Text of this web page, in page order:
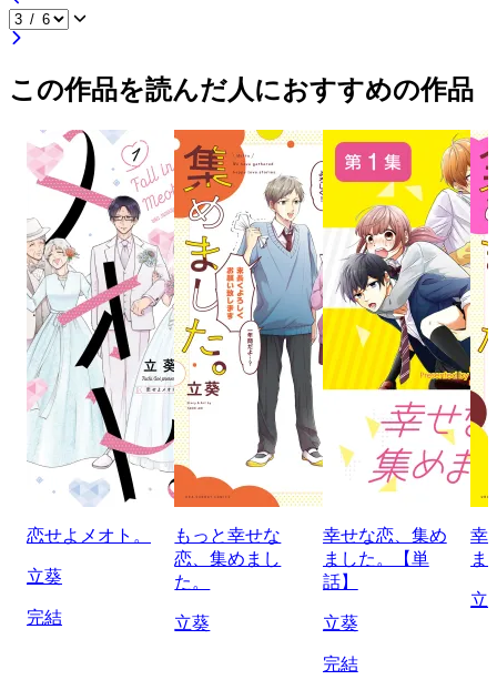
この作品を読んだ人におすすめの作品
恋せよメオト。
立葵
完結
もっと幸せな
恋、集めまし
た。
立葵
幸せな恋、集め
ました。【単
話】
立葵
完結
幸
ま
立